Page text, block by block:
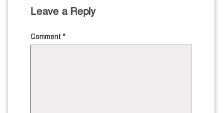
Leave a Reply
Comment *